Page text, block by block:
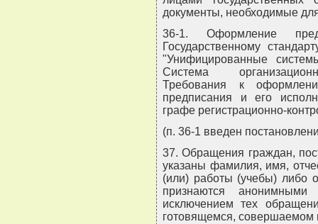
документы, необходимые
36-1. Оформление
Государственному
"Унифицированные
Система
Требования к
предписания и его
графе регистрационно-
(п. 36-1 введен
37. Обращения граждан,
указаны фамилия, имя,
(или) работы (учебы) либо
признаются
исключением тех
готовящемся, совершаемом